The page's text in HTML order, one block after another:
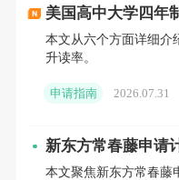
美国高中大学四年
本文从六个方面详细介
升读率。
申请指南 2026.07.31
新东方常春藤申请
制化解决方案
本文聚焦新东方常春藤